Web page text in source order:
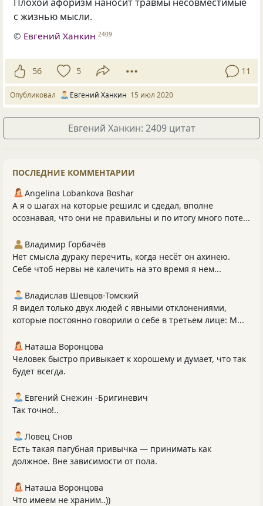
Плохой афоризм наносит травмы несовместимые
с жизнью мысли.
© Евгений Ханкин 2409
56 5 11
Опубликовал Евгений Ханкин 15 июл 2020
Евгений Ханкин: 2409 цитат
ПОСЛЕДНИЕ КОММЕНТАРИИ
Angelina Lobankova Boshar
А я о шагах на которые решилс и сдедал, вполне
осознавая, что они не правильны и по итогу много поте...
Владимир Горбачёв
Нет смысла дураку перечить, когда несёт он ахинею.
Себе чтоб нервы не калечить на это время я нем...
Владислав Шевцов-Томский
Я видел только двух людей с явными отклонениями,
которые постоянно говорили о себе в третьем лице: М...
Наташа Воронцова
Человек быстро привыкает к хорошему и думает, что так
будет всегда.
Евгений Снежин -Бригиневич
Так точно!..
Ловец Снов
Есть такая пагубная привычка — принимать как
должное. Вне зависимости от пола.
Наташа Воронцова
Что имеем не храним..))